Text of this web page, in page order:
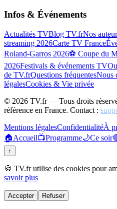
Infos & Événements
Actualités TVBlog TV.frNos
streaming 2026Carte TV France
Roland-Garros 2026⚽ Coupe du
2026Festivals & événements TV
de TV.frQuestions fréquentesNous
légalesCookies & Vie privée
© 2026 TV.fr — Tous droits
référence en France. Contact :
Mentions légalesConfidentialitéÀ
🏠Accueil📺Programme🌙Ce soir
↑
🍪 TV.fr utilise des cookies pour
savoir plus
Accepter Refuser